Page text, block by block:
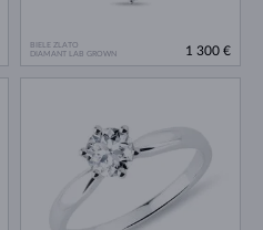
BIELE ZLATO
DIAMANT LAB GROWN
1 300 €